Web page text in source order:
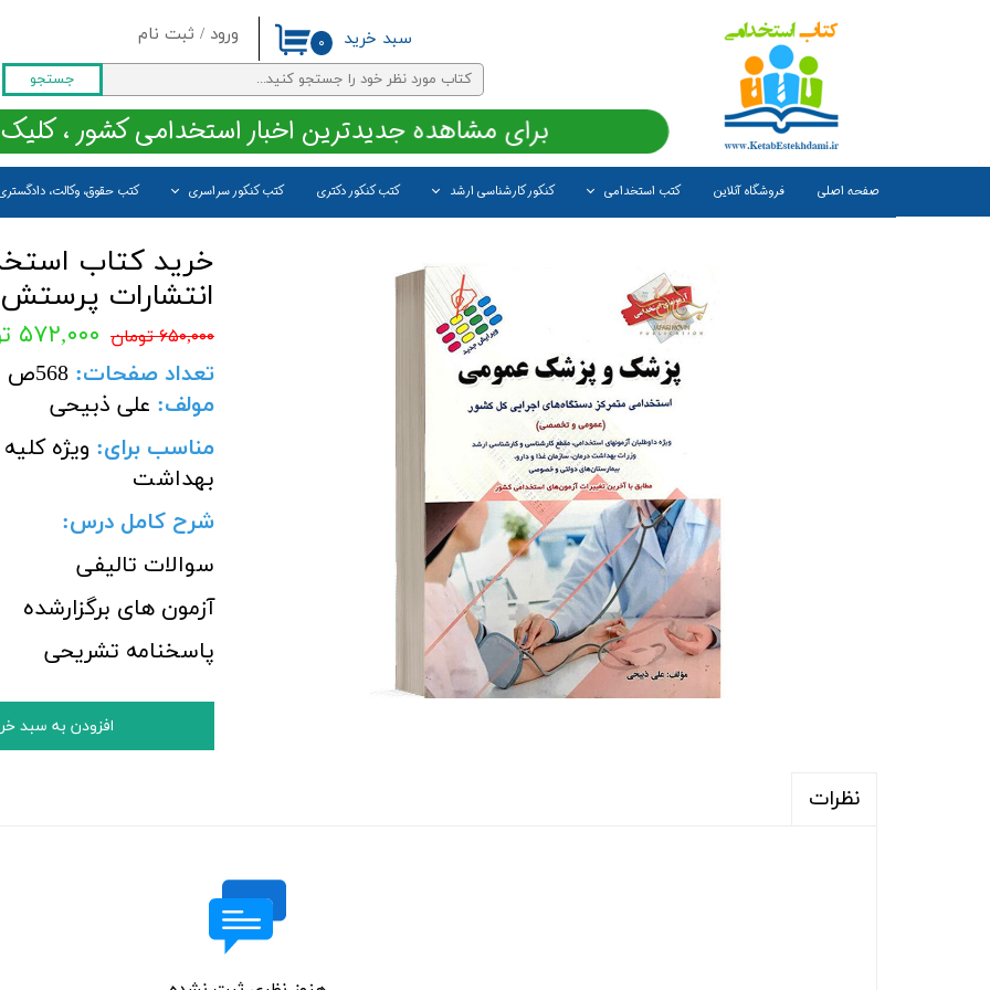
ورود / ثبت نام
حساب کاربری من
تغییر گذر واژه
سفارشات
خروج از حساب کاربری
جستجو
صفحه اصلی فروشگاه آنلاین کتب استخدامی کنکور کارشناسی ارشد کتب کنکور دکتری کتب کنکور سراسری کتب حقوق، وکالت،
۰ سبد خرید
برای مشاهده جدیدترین اخبار استخدامی کشور ،
خرید کتاب
انتشارات پرستش
۶۵۰,۰۰۰ تومان ۵۷۲,۰۰۰ تومان
تعداد صفحات:
568ص
مولف: علی ذبیحی
مناسب برای: ویژه
بهداشت
شرح کامل درس:
سوالات تالیفی
آزمون های برگزارشده
پاسخنامه تشریحی
افزودن به سبد
نظرات